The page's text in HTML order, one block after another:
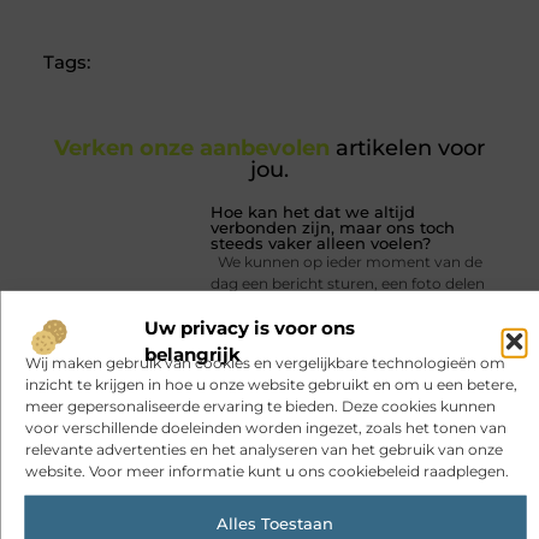
Uw privacy is voor ons
belangrijk
Wij maken gebruik van cookies en vergelijkbare technologieën om
inzicht te krijgen in hoe u onze website gebruikt en om u een betere,
meer gepersonaliseerde ervaring te bieden. Deze cookies kunnen
voor verschillende doeleinden worden ingezet, zoals het tonen van
relevante advertenties en het analyseren van het gebruik van onze
website. Voor meer informatie kunt u ons cookiebeleid raadplegen.
Alles Toestaan
Tags:
Verken onze aanbevolen artikelen voor
jou.
Hoe kan het dat we altijd
verbonden zijn, maar ons toch
steeds vaker alleen voelen?
We kunnen op ieder moment van de
dag een bericht sturen, een foto delen
zijn. Dankzij onze telefoons zijn
familieleden, collega’s en kennissen
altijd dichtbij. Toch betekent die